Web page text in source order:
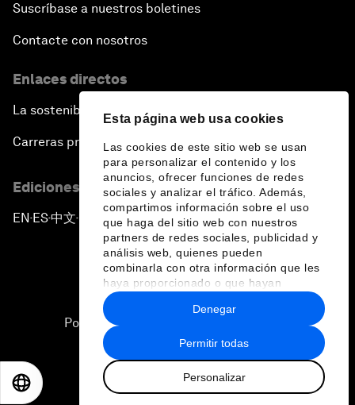
Esta página web usa cookies
Las cookies de este sitio web se usan
para personalizar el contenido y los
anuncios, ofrecer funciones de redes
sociales y analizar el tráfico. Además,
compartimos información sobre el uso
que haga del sitio web con nuestros
partners de redes sociales, publicidad y
análisis web, quienes pueden
combinarla con otra información que les
haya proporcionado o que hayan
recopilado a partir del uso que haya
hecho de sus servicios.
Permitir todas
Personalizar
Denegar
Suscríbase a nuestros boletines
Contacte con nosotros
Enlaces directos
La sostenibilidad en el Foro
Carreras profesionales
Ediciones en otros idiomas
EN ▪ES▪中文▪ 日本語
Política de privacidad y normas de uso
Sitemap
2026 Foro Económico Mundial